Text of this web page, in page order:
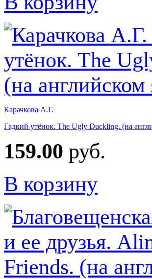
Карачкова А.Г.
Гадкий утёнок. The Ugly Duckling. (на
159.00 руб.
В корзину